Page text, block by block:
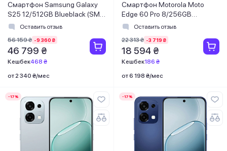
Смартфон Samsung Galaxy
S25 12/512GB Blueblack (SM-
S931BZKHEUC)
Оставить отзыв
56 159 ₴ -9 360 ₴
46 799 ₴
Кешбек468 ₴
от 2 340 ₴/мес
Смартфон Motorola Moto
Edge 60 Pro 8/256GB
Sparkling Grape
Оставить отзыв
22 313 ₴ -3 719 ₴
18 594 ₴
Кешбек186 ₴
от 6 198 ₴/мес
-17% -17%